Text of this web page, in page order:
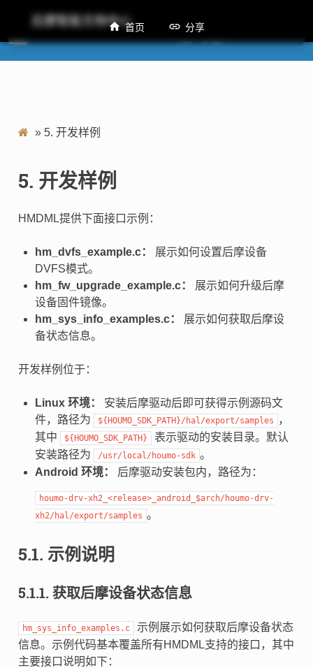
后摩智能文档中心
M50 HMDML 用户手册
» 5. 开发样例
5. 开发样例
HMDML提供下面接口示例：
hm_dvfs_example.c：
展示如何设置后摩设备
DVFS模式。
hm_fw_upgrade_example.c：
展示如何升级后摩
设备固件镜像。
hm_sys_info_examples.c：
展示如何获取后摩设
备状态信息。
开发样例位于：
Linux 环境：
安装后摩驱动后即可获得示例源码文
件，路径为
${HOUMO_SDK_PATH}/hal/export/samples
，
其中
${HOUMO_SDK_PATH}
表示驱动的安装目录。默认
安装路径为
/usr/local/houmo-sdk 。
Android 环境：
后摩驱动安装包内，路径为：
houmo-drv-xh2_<release>_android_$arch/houmo-drv-
xh2/hal/export/samples 。
5.1. 示例说明
5.1.1. 获取后摩设备状态信息
hm_sys_info_examples.c
示例展示如何获取后摩设备状态
信息。示例代码基本覆盖所有HMDML支持的接口，其中
主要接口说明如下：
首页 分享